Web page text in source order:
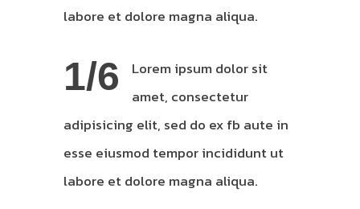
labore et dolore magna aliqua.
1/6
Lorem ipsum dolor sit
amet, consectetur
adipisicing elit, sed do ex fb aute in
esse eiusmod tempor incididunt ut
labore et dolore magna aliqua.